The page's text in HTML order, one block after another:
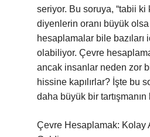
seriyor. Bu soruya, “tabii ki
diyenlerin oranı büyük
hesaplamalar bile bazıları
olabiliyor. Çevre
ancak insanlar neden zor
hissine kapılırlar? İşte bu
daha büyük bir tartışmanın
Çevre Hesaplamak: Kolay